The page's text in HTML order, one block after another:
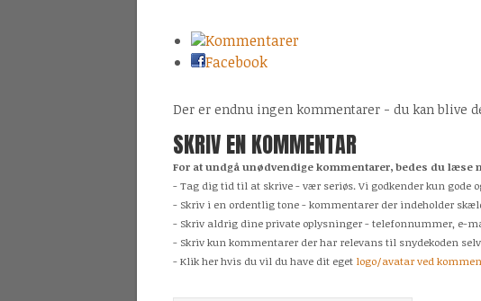
Kommentarer
Facebook
Der er endnu ingen kommentarer - du kan blive
SKRIV EN KOMMENTAR
For at undgå unødvendige kommentarer, bedes du læse
- Tag dig tid til at skrive - vær seriøs. Vi godkender kun gode
- Skriv i en ordentlig tone - kommentarer der indeholder
- Skriv aldrig dine private oplysninger - telefonnummer, e-
- Skriv kun kommentarer der har relevans til snydekoden
- Klik her hvis du vil du have dit eget logo/avatar ved